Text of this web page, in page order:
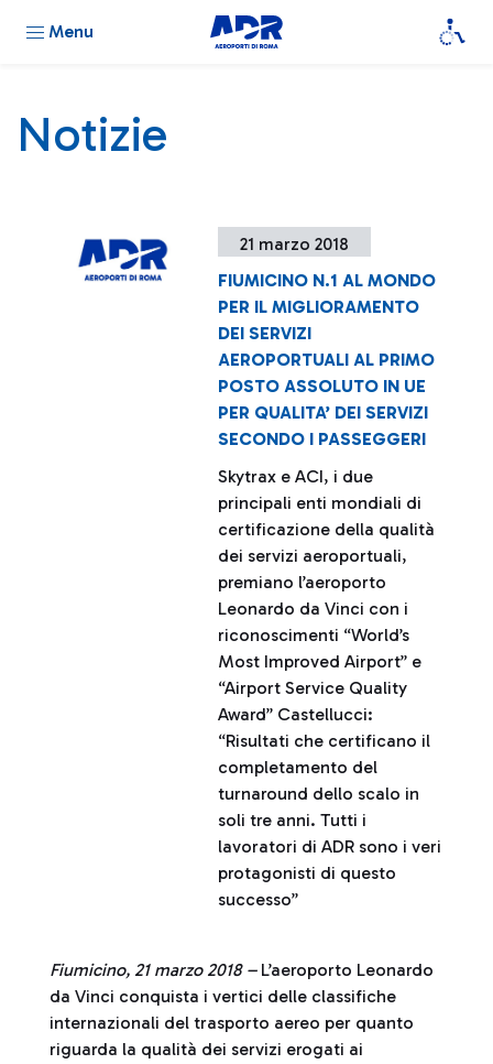
Menu
Notizie
21 marzo 2018
FIUMICINO N.1 AL MONDO
PER IL MIGLIORAMENTO
DEI SERVIZI
AEROPORTUALI AL PRIMO
POSTO ASSOLUTO IN UE
PER QUALITA’ DEI SERVIZI
SECONDO I PASSEGGERI
Skytrax e ACI, i due
principali enti mondiali di
certificazione della qualità
dei servizi aeroportuali,
premiano l’aeroporto
Leonardo da Vinci con i
riconoscimenti “World’s
Most Improved Airport” e
“Airport Service Quality
Award” Castellucci:
“Risultati che certificano il
completamento del
turnaround dello scalo in
soli tre anni. Tutti i
lavoratori di ADR sono i veri
protagonisti di questo
successo”
Fiumicino, 21 marzo 2018 – L’aeroporto Leonardo
da Vinci conquista i vertici delle classifiche
internazionali del trasporto aereo per quanto
riguarda la qualità dei servizi erogati ai